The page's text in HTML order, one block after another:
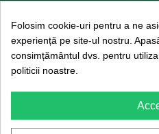
Redu
© Copyright 2020
Toate prețurile
înLEIși includTVA
Folosim cookie-uri pentru a ne
experiență pe site-ul nostru.
consimțământul dvs. pentru
politicii noastre.